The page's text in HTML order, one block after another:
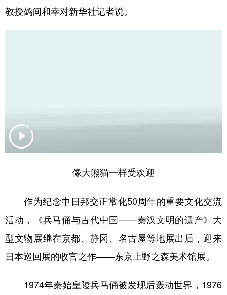
学术中国 乡村振兴
地方频道
北京 天津 河北 山西
吉林 上海
浙江 安徽 江西
山东 河南 湖北 湖南
广东 广西 海南 重庆
四川 贵州 云南 西藏
陕西 甘肃 青海 宁夏
教授鹤间和幸对新华社记者说。
像大熊猫一样受欢迎
作为纪念中日邦交正常化50周年的重要文化交流
活动，《兵马俑与古代中国——秦汉文明的遗产》大
型文物展继在京都、静冈、名古屋等地展出后，迎来
日本巡回展的收官之作——东京上野之森美术馆展。
1974年秦始皇陵兵马俑被发现后轰动世界，1976